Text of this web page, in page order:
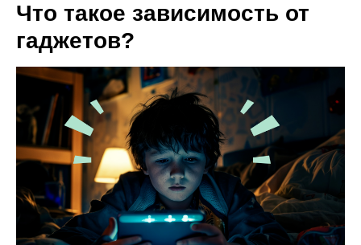
Что такое зависимость от
гаджетов?